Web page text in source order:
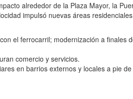
alrededor de la Plaza Mayor, la
impulsó nuevas áreas
el ferrocarril; modernización a finales
comercio y servicios.
en barrios externos y locales a pie